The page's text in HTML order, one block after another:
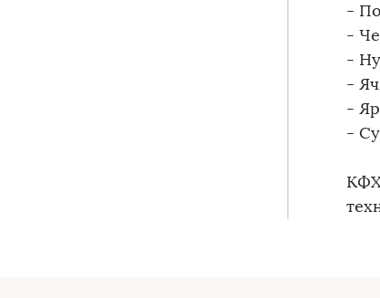
-
-
-
-
-
-